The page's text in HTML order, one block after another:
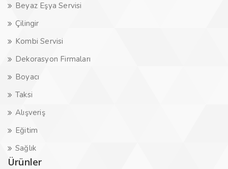
Beyaz Eşya Servisi
Çilingir
Kombi Servisi
Dekorasyon Firmaları
Boyacı
Taksi
Alışveriş
Eğitim
Sağlık
Ürünler